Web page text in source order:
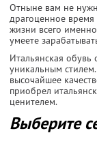
Отныне вам не
драгоценное
жизни всего
умеете
Итальянская
уникальным
высочайшее
приобрел
ценителем.
Выберите